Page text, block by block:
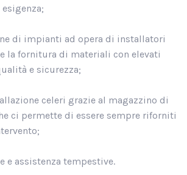
di impianti ad opera di installatori
la fornitura di materiali con elevati
e sicurezza;
celeri grazie al magazzino di
ci permette di essere sempre riforniti
e assistenza tempestive.